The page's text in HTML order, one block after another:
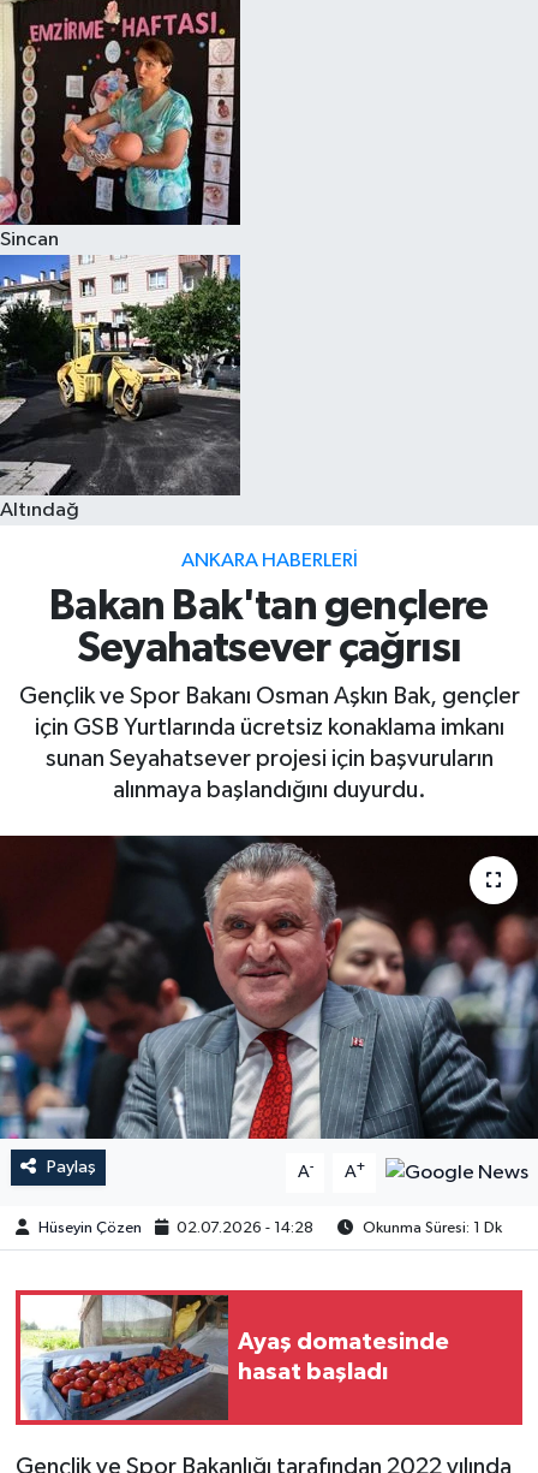
Sincan
Altındağ
ANKARA HABERLERI
Bakan Bak'tan gençlere
Seyahatsever çağrısı
Gençlik ve Spor Bakanı Osman Aşkın Bak, gençler
için GSB Yurtlarında ücretsiz konaklama imkanı
sunan Seyahatsever projesi için başvuruların
alınmaya başlandığını duyurdu.
Paylaş A- A+
Hüseyin Çözen 02.07.2026 - 14:28 Okunma Süresi: 1 Dk
Ayaş domatesinde
hasat başladı
Gençlik ve Spor Bakanlığı tarafından 2022 yılında